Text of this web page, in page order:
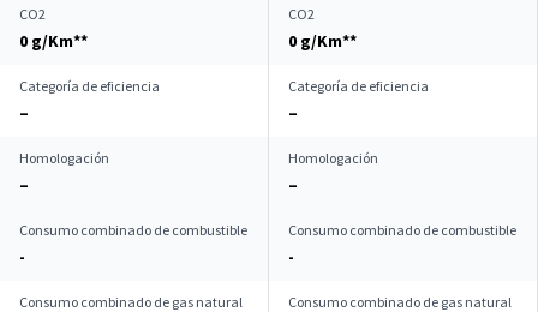
CO2
0 g/Km**
CO2
0 g/Km**
Categoría de eficiencia
–
Categoría de eficiencia
–
Homologación
–
Homologación
–
Consumo combinado de combustible
-
Consumo combinado de combustible
-
Consumo combinado de gas natural Consumo combinado de gas natural